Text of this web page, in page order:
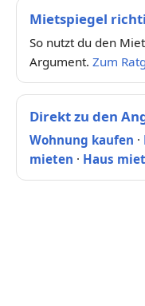
Mietspiegel
So nutzt du den
Argument. Zum
Direkt zu den
Wohnung kaufen ·
mieten · Haus